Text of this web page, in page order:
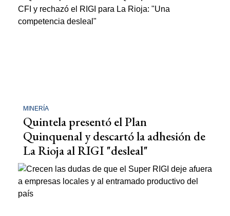
MINERÍA
Quintela presentó el Plan
Quinquenal y descartó la adhesión de
La Rioja al RIGI "desleal"